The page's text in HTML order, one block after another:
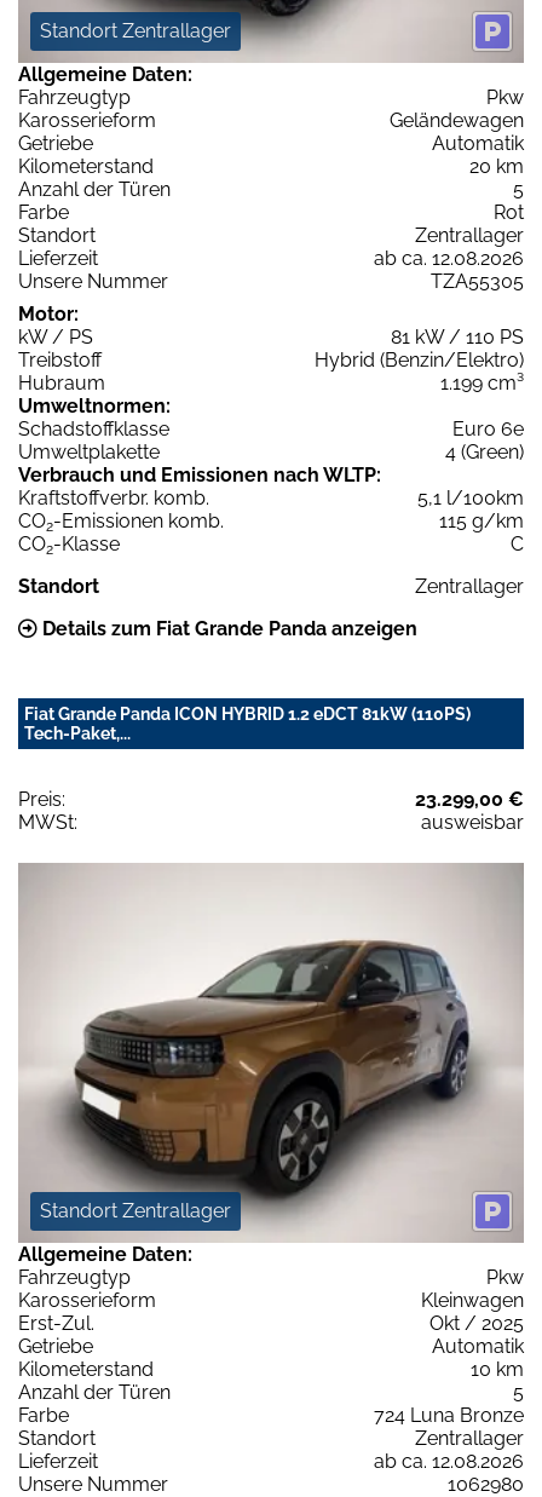
Standort Zentrallager
Allgemeine Daten:
Fahrzeugtyp
Pkw
Karosserieform
Geländewagen
Getriebe
Automatik
Kilometerstand
20 km
Anzahl der Türen
5
Farbe
Rot
Standort
Zentrallager
Lieferzeit
ab ca. 12.08.2026
Unsere Nummer
TZA55305
Motor:
kW / PS
81 kW / 110 PS
Treibstoff
Hybrid (Benzin/Elektro)
Hubraum
1.199 cm³
Umweltnormen:
Schadstoffklasse
Euro 6e
Umweltplakette
4 (Green)
Verbrauch und Emissionen nach WLTP:
Kraftstoffverbr. komb.
5,1 l/100km
CO2-Emissionen komb.
115 g/km
CO2-Klasse
C
Standort
Zentrallager
Details zum Fiat Grande Panda anzeigen
Fiat Grande Panda ICON HYBRID 1.2 eDCT 81kW (110PS)
Tech-Paket,...
Preis:
23.299,00 €
MWSt:
ausweisbar
Standort Zentrallager
Allgemeine Daten:
Fahrzeugtyp
Pkw
Karosserieform
Kleinwagen
Erst-Zul.
Okt / 2025
Getriebe
Automatik
Kilometerstand
10 km
Anzahl der Türen
5
Farbe
724 Luna Bronze
Standort
Zentrallager
Lieferzeit
ab ca. 12.08.2026
Unsere Nummer
1062980